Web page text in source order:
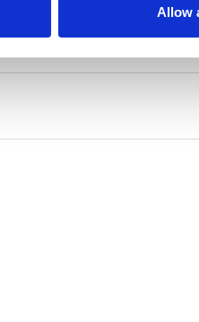
Allow